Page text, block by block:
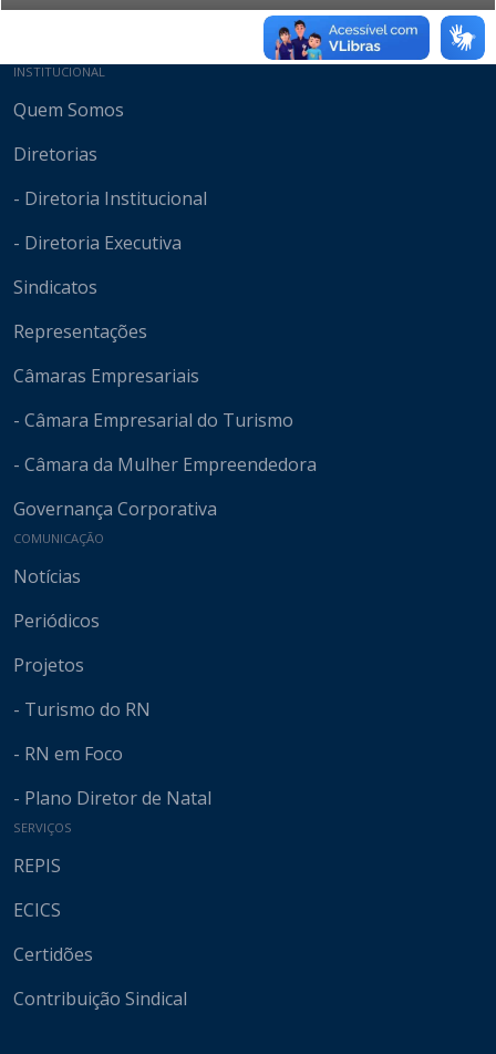
Mapa do site
INSTITUCIONAL
Quem Somos
Diretorias
- Diretoria Institucional
- Diretoria Executiva
Sindicatos
Representações
Câmaras Empresariais
- Câmara Empresarial do Turismo
- Câmara da Mulher Empreendedora
Governança Corporativa
COMUNICAÇÃO
Notícias
Periódicos
Projetos
- Turismo do RN
- RN em Foco
- Plano Diretor de Natal
SERVIÇOS
REPIS
ECICS
Certidões
Contribuição Sindical